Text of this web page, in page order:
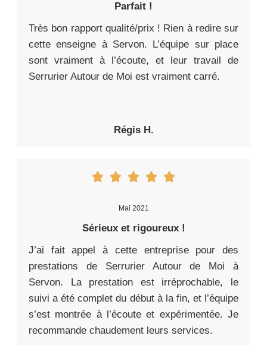
Parfait !
Très bon rapport qualité/prix ! Rien à redire sur
cette enseigne à Servon. L’équipe sur place
sont vraiment à l’écoute, et leur travail de
Serrurier Autour de Moi est vraiment carré.
Régis H.
Mai 2021
Sérieux et rigoureux !
J’ai fait appel à cette entreprise pour des
prestations de Serrurier Autour de Moi à
Servon. La prestation est irréprochable, le
suivi a été complet du début à la fin, et l’équipe
s’est montrée à l’écoute et expérimentée. Je
recommande chaudement leurs services.